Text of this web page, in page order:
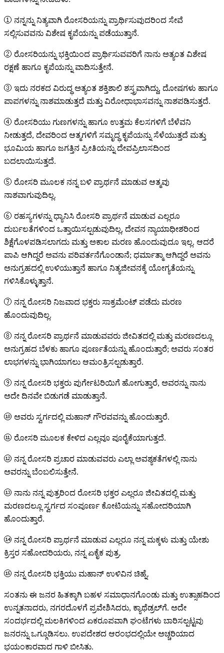
① ನನ್ನನ್ನು ನಿತ್ಯವಾಗಿ ರೋಸರಿಯನ್ನು ಪ್ರಾರ್ಥಿಸುವುದರಿಂದ ಸೇವೆ
ಸಲ್ಲಿಸುವವನು ವಿಶೇಷ ಕೃಪೆಯನ್ನು ಪಡೆಯುತ್ತಾನೆ.
② ರೋಸರಿಯನ್ನು ಭಕ್ತಿಯಿಂದ ಪ್ರಾರ್ಥಿಸುವವರಿಗೆ ನಾನು ಅತ್ಯಂತ ವಿಶೇಷ
ರಕ್ಷಣೆ ಹಾಗೂ ಕೃಪೆಯನ್ನು ವಾದಿಸುತ್ತೇನೆ.
③ ಇದು ನರಕದ ವಿರುದ್ಧ ಅತ್ಯಂತ ಶಕ್ತಿಶಾಲಿ ಶಸ್ತ್ರವಾಗಿದ್ದು, ದೋಷಗಳು ಹಾಗೂ
ಪಾಪಗಳನ್ನು ನಾಶಮಾಡುತ್ತದೆ ಮತ್ತು ವಿರೋಧಾಭಾಸವನ್ನು ನಾಶಪಡಿಸುತ್ತದೆ.
④ ರೋಸರಿಯು ಗುಣಗಳನ್ನು ಹಾಗೂ ಉತ್ತಮ ಕೆಲಸಗಳಿಗೆ ಬೆಳೆವನಿ
ನೀಡುತ್ತದೆ, ದೇವರಿಂದ ಆತ್ಮಗಳಿಗೆ ಸಮೃದ್ಧ ಕೃಪೆಯನ್ನು ಸೆಳೆಯುತ್ತದೆ ಮತ್ತು
ಭೂಮಿಯ ಹಾಗೂ ಜಗತ್ತಿನ ಪ್ರೀತಿಯನ್ನು ದೇವಪ್ರಿಲಾಸದಿಂದ
ಬದಲಾಯಿಸುತ್ತದೆ.
⑤ ರೋಸರಿ ಮೂಲಕ ನನ್ನ ಬಳಿ ಪ್ರಾರ್ಥನೆ ಮಾಡುವ ಆತ್ಮವು
ನಾಶವಾಗುವುದಿಲ್ಲ.
⑥ ರಹಸ್ಯಗಳನ್ನು ಧ್ಯಾನಿಸಿ ರೋಸರಿ ಪ್ರಾರ್ಥನೆ ಮಾಡುವ ಎಲ್ಲರೂ
ದುರ್ಬಲತೆಗಳಿಂದ ಒತ್ತಾಯಿಸಲ್ಪಡುವುದಿಲ್ಲ, ದೇವನ ನ್ಯಾಯಾಧೀಶರಿಂದ
ಶಿಕ್ಷೆಗೊಳಪಡಿಸಲಾಗದು ಮತ್ತು ಅಕಾಲ ಮರಣ ಹೊಂದುವುದೂ ಇಲ್ಲ. ಆದರೆ
ಪಾಪಿ ಆಗಿದ್ದರೆ ಅವನು ಪರಿವರ್ತನೆಗೊಂಡಾನೆ; ಧರ್ಮಾತ್ಮಾ ಆಗಿದ್ದರೆ ಅವನು
ಅನುಗ್ರಹದಲ್ಲಿ ಉಳಿಯುತ್ತಾನೆ ಹಾಗೂ ನಿತ್ಯಜೀವನಕ್ಕೆ ಯೋಗ್ಯತೆಯನ್ನು
ಗಳಿಸಿಕೊಳ್ಳುತ್ತಾನೆ.
⑦ ನನ್ನ ರೋಸರಿ ನಿಜವಾದ ಭಕ್ತರು ಸಾಕ್ರಮೆಂಟ್ ಪಡೆದು ಮರಣ
ಹೊಂದುವುದಿಲ್ಲ.
⑧ ನನ್ನ ರೋಸರಿ ಪ್ರಾರ್ಥನೆ ಮಾಡುವವರು ಜೀವಿತದಲ್ಲಿ ಮತ್ತು ಮರಣದಲ್ಲೂ
ಅನುಗ್ರಹದ ಬೆಳಕು ಹಾಗೂ ಪೂರ್ಣತೆಯನ್ನು ಹೊಂದುತ್ತಾರೆ; ಅವರು ಸಂತರ
ಲಾಭಗಳನ್ನು ಭಾಗಿಯಾಗಲು ಆಮಂತ್ರಿಸಲ್ಪಡುತ್ತಾರೆ.
⑨ ನನ್ನ ರೋಸರಿ ಭಕ್ತರು ಪುರ್ಗೇಟರಿಯಿಗೆ ಹೋಗುತ್ತಾರೆ, ಅವರನ್ನು ನಾನು
ಅದೇ ದಿನವೇ ಬಿಡುಗಡೆ ಮಾಡುತ್ತಾನೆ.
⑩ ಅವರು ಸ್ವರ್ಗದಲ್ಲಿ ಮಹಾನ್ ಗೌರವವನ್ನು ಹೊಂದುತ್ತಾರೆ.
⑪ ರೋಸರಿ ಮೂಲಕ ಕೇಳಿದ ಎಲ್ಲವೂ ಪೂರೈಕೆಯಾಗುತ್ತದೆ.
⑫ ನನ್ನ ರೋಸರಿ ಪ್ರಚಾರ ಮಾಡುವವರು ಎಲ್ಲಾ ಅವಶ್ಯಕತೆಗಳಲ್ಲಿ ನಾನು
ಅವರನ್ನು ಬೆಂಬಲಿಸುತ್ತೇನೆ.
⑬ ನಾನು ನನ್ನ ಪುತ್ರರಿಂದ ರೋಸರಿ ಭಕ್ತರ ಎಲ್ಲರೂ ಜೀವಿತದಲ್ಲಿ ಮತ್ತು
ಮರಣದಲ್ಲೂ ಸ್ವರ್ಗದ ಸಂಪೂರ್ಣ ಕೋಟಿಯನ್ನು ಸಹೋದರಿಯಾಗಿ
ಹೊಂದುತ್ತಾರೆ.
⑭ ನನ್ನ ರೋಸರಿ ಪ್ರಾರ್ಥನೆ ಮಾಡುವ ಎಲ್ಲರೂ ನನ್ನ ಮಕ್ಕಳು ಮತ್ತು ಯೇಶು
ಕ್ರಿಸ್ತರ ಸಹೋದರಿಯರು, ನನ್ನ ಏಕೈಕ ಪುತ್ರ.
⑮ ನನ್ನ ರೋಸರಿ ಭಕ್ತಿಯು ಮಹಾನ್ ಉಳಿವಿನ ಚಿಹ್ನೆ.
ಸಂತನು ಈ ಜನರ ಹಿತಕ್ಕಾಗಿ ಬಹಳ ಸಮಾಧಾನಗೊಂಡು ಮತ್ತು ಉತ್ಸಾಹದಿಂದ
ಉನ್ನತನಾದರು, ನಗರದೊಳಗೆ ಪ್ರವೇಶಿಸಿದರು, ಕ್ಯಾಥೆಡ್ರಲ್‌ಗೆ. ಅದೇ
ಸಂದರ್ಭದಲ್ಲಿ ಮಲಕಿಗಳಿಂದ ಏಕರೂಪವಾಗಿ ಘಂಟೆಗಳು ಬಾರಿಸಲ್ಪಟ್ಟವು
ಜನರನ್ನು ಒಗ್ಗೂಡಿಸಲು. ಉಪದೇಶದ ಆರಂಭದಲ್ಲಿಯೇ ಅಚ್ಚರಿಯಾದ
ಭಯಂಕಾರವಾದ ಗಾಳಿ ಬೀಸಿತು.